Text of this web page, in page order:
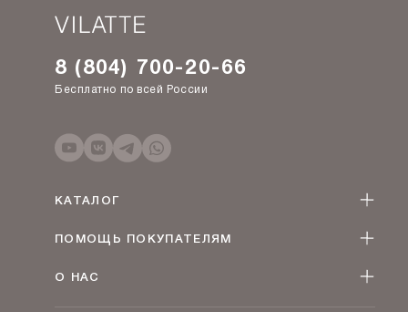
8 (804) 700-20-66
Бесплатно по всей России
КАТАЛОГ
Детская одежда оптом
ПОМОЩЬ ПОКУПАТЕЛЯМ
О НАС